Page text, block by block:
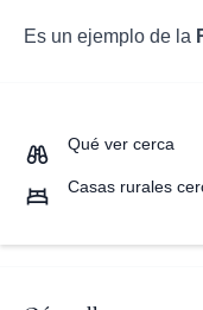
Es un ejemplo de la
Qué ver cerca
Casas rurales